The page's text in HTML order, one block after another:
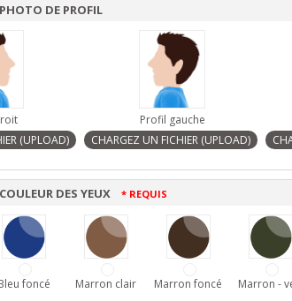
DE PROFIL
Profil gauche
DES YEUX * REQUIS
foncé Marron clair Marron foncé Marron -